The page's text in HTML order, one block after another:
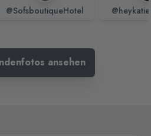
@SofsboutiqueHotel
ansehen